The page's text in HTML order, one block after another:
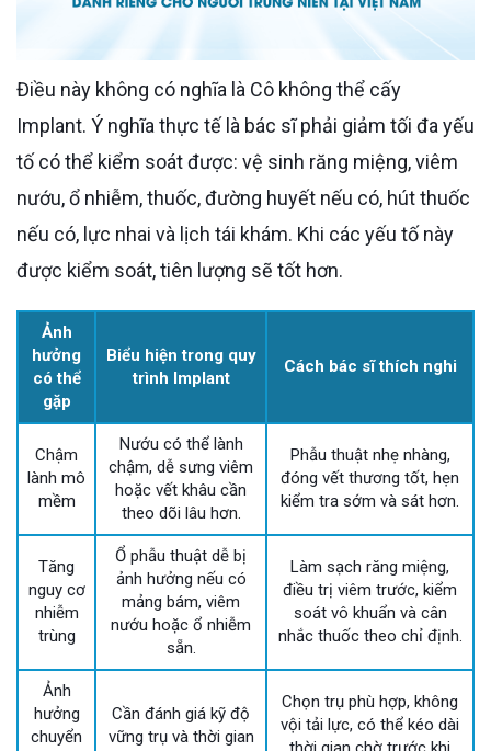
Điều này không có nghĩa là Cô không thể cấy
Implant. Ý nghĩa thực tế là bác sĩ phải giảm tối đa yếu
tố có thể kiểm soát được: vệ sinh răng miệng, viêm
nướu, ổ nhiễm, thuốc, đường huyết nếu có, hút thuốc
nếu có, lực nhai và lịch tái khám. Khi các yếu tố này
được kiểm soát, tiên lượng sẽ tốt hơn.
Ảnh
hưởng
có thể
gặp
Biểu hiện trong quy
trình Implant
Cách bác sĩ thích nghi
Chậm
lành mô
mềm
Nướu có thể lành
chậm, dễ sưng viêm
hoặc vết khâu cần
theo dõi lâu hơn.
Phẫu thuật nhẹ nhàng,
đóng vết thương tốt, hẹn
kiểm tra sớm và sát hơn.
Tăng
nguy cơ
nhiễm
trùng
Ổ phẫu thuật dễ bị
ảnh hưởng nếu có
mảng bám, viêm
nướu hoặc ổ nhiễm
sẵn.
Làm sạch răng miệng,
điều trị viêm trước, kiểm
soát vô khuẩn và cân
nhắc thuốc theo chỉ định.
Ảnh
hưởng
chuyển
Cần đánh giá kỹ độ
vững trụ và thời gian
Chọn trụ phù hợp, không
vội tải lực, có thể kéo dài